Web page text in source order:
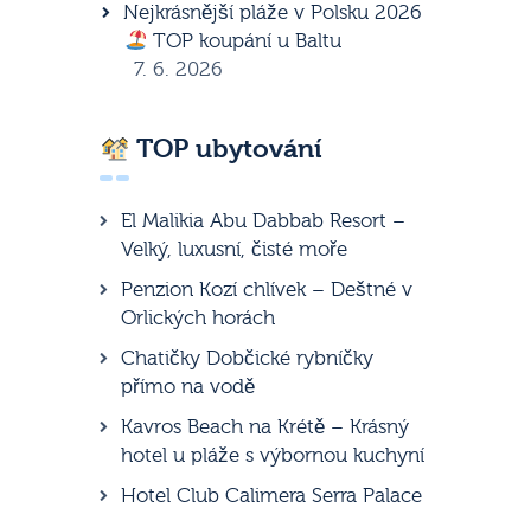
Nejkrásnější pláže v Polsku 2026
TOP koupání u Baltu
7. 6. 2026
TOP ubytování
El Malikia Abu Dabbab Resort –
Velký, luxusní, čisté moře
Penzion Kozí chlívek – Deštné v
Orlických horách
Chatičky Dobčické rybníčky
přímo na vodě
Kavros Beach na Krétě – Krásný
hotel u pláže s výbornou kuchyní
Hotel Club Calimera Serra Palace